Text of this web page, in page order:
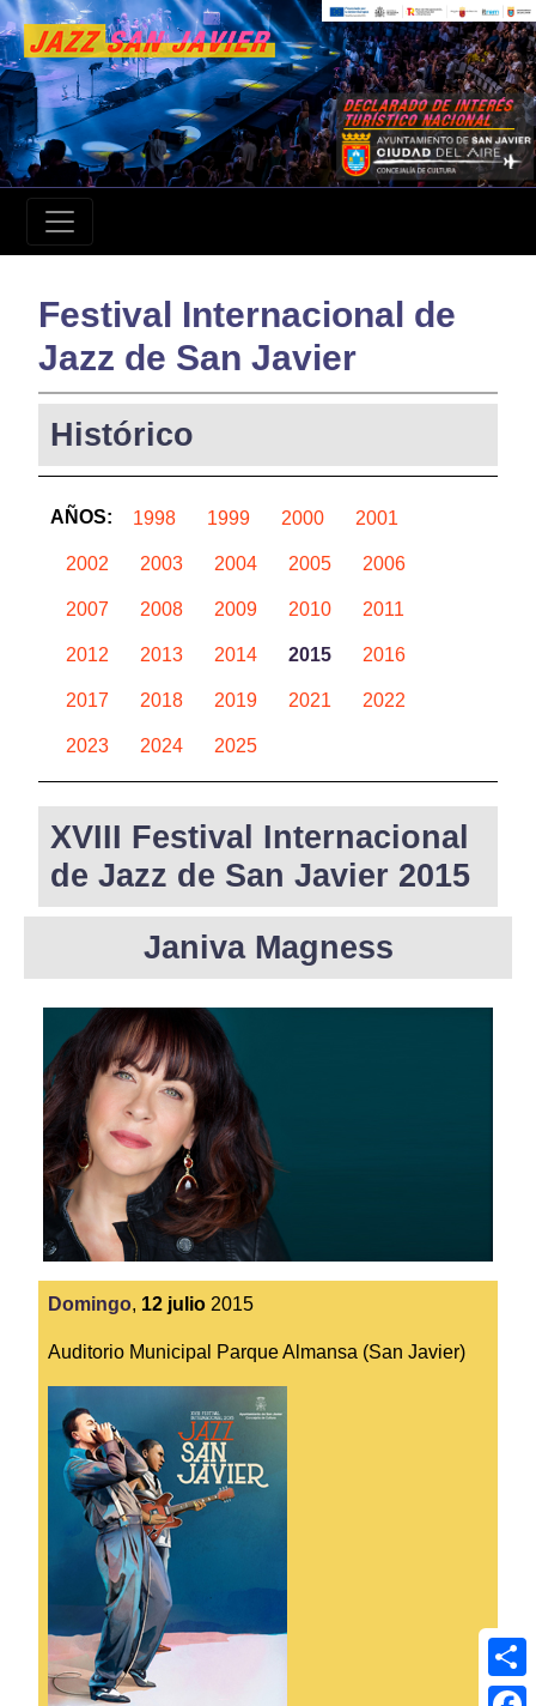
Festival Internacional de
Jazz de San Javier
Histórico
AÑOS: 1998 1999 2000 2001
2002 2003 2004 2005 2006
2007 2008 2009 2010 2011
2012 2013 2014 2015 2016
2017 2018 2019 2021 2022
2023 2024 2025
XVIII Festival Internacional
de Jazz de San Javier 2015
Janiva Magness
Domingo, 12 julio 2015
Auditorio Municipal Parque Almansa (San Javier)